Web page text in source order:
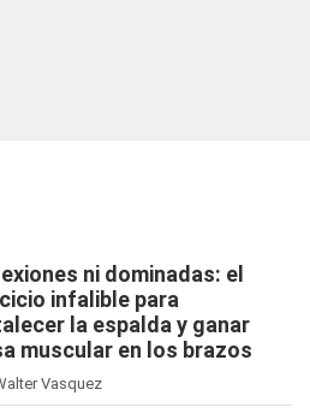
ni dominadas: el
infalible para
la espalda y ganar
muscular en los brazos
Vasquez